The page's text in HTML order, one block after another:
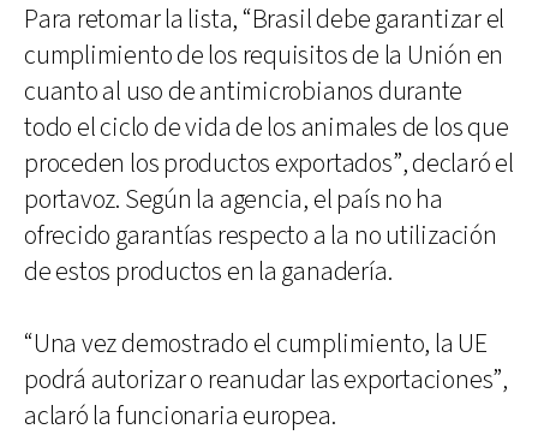
Para retomar la lista, “Brasil debe garantizar el
cumplimiento de los requisitos de la Unión en
cuanto al uso de antimicrobianos durante
todo el ciclo de vida de los animales de los que
proceden los productos exportados”, declaró el
portavoz. Según la agencia, el país no ha
ofrecido garantías respecto a la no utilización
de estos productos en la ganadería.
“Una vez demostrado el cumplimiento, la UE
podrá autorizar o reanudar las exportaciones”,
aclaró la funcionaria europea.